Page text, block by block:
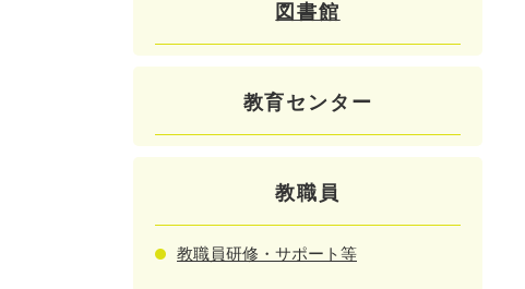
図書館
教育センター
教職員
教職員研修・サポート等